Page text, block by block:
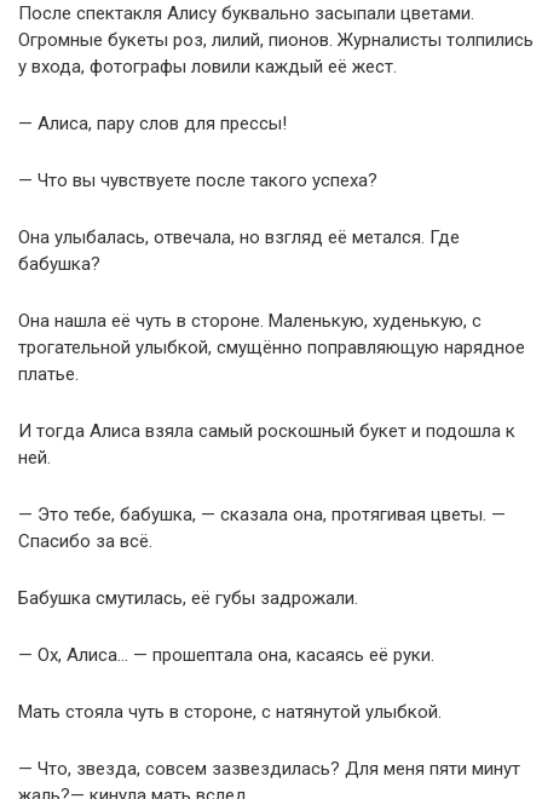
После спектакля Алису буквально засыпали цветами.
Огромные букеты роз, лилий, пионов. Журналисты толпились
у входа, фотографы ловили каждый её жест.
— Алиса, пару слов для прессы!
— Что вы чувствуете после такого успеха?
Она улыбалась, отвечала, но взгляд её метался. Где
бабушка?
Она нашла её чуть в стороне. Маленькую, худенькую, с
трогательной улыбкой, смущённо поправляющую нарядное
платье.
И тогда Алиса взяла самый роскошный букет и подошла к
ней.
— Это тебе, бабушка, — сказала она, протягивая цветы. —
Спасибо за всё.
Бабушка смутилась, её губы задрожали.
— Ох, Алиса… — прошептала она, касаясь её руки.
Мать стояла чуть в стороне, с натянутой улыбкой.
— Что, звезда, совсем зазвездилась? Для меня пяти минут